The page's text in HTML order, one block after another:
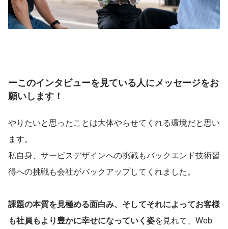
ーこのインタビューを見ている人にメッセージをお
願いします！
やりたいと思ったことは大体やらせてくれる環境だと思い
ます。
私自身、サービスデザインへの挑戦もバックエンド技術習
得への挑戦も会社がバックアップしてくれました。
課題の本質を見極める面白み、そしてそれによってお客様
も社員もより豊かに幸せになっていく姿を見れて、Web